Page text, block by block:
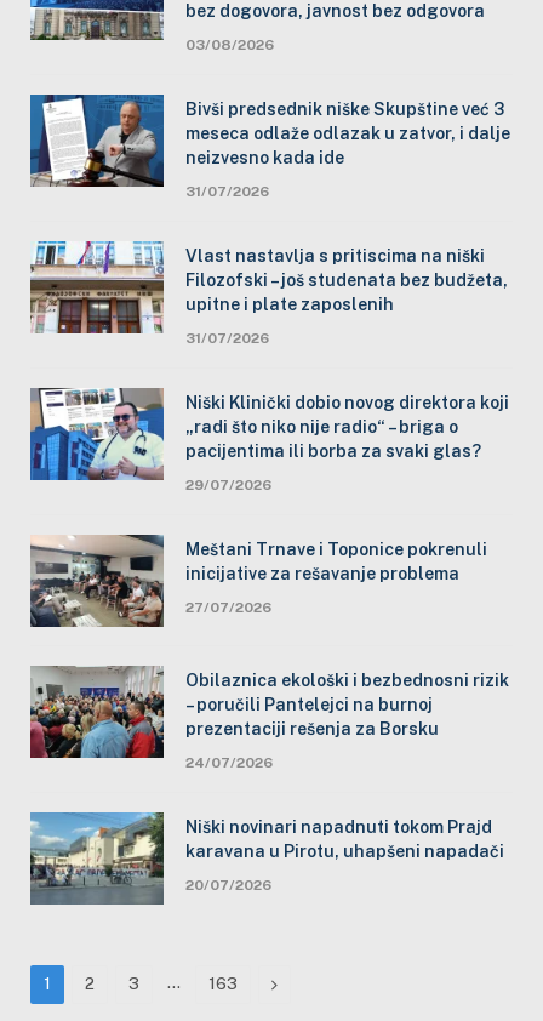
bez dogovora, javnost bez odgovora
03/08/2026
Bivši predsednik niške Skupštine već 3
meseca odlaže odlazak u zatvor, i dalje
neizvesno kada ide
31/07/2026
Vlast nastavlja s pritiscima na niški
Filozofski – još studenata bez budžeta,
upitne i plate zaposlenih
31/07/2026
Niški Klinički dobio novog direktora koji
„radi što niko nije radio“ – briga o
pacijentima ili borba za svaki glas?
29/07/2026
Meštani Trnave i Toponice pokrenuli
inicijative za rešavanje problema
27/07/2026
Obilaznica ekološki i bezbednosni rizik
– poručili Pantelejci na burnoj
prezentaciji rešenja za Borsku
24/07/2026
Niški novinari napadnuti tokom Prajd
karavana u Pirotu, uhapšeni napadači
20/07/2026
1 2 3 … 163 Next